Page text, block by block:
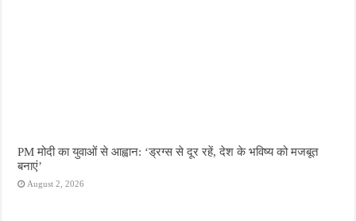
PM मोदी का युवाओं से आह्वान: ‘ड्रग्स से दूर रहें, देश के भविष्य को मजबूत
बनाएं’
August 2, 2026